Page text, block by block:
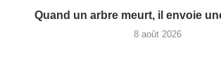
Quand un arbre meurt, il envoie
8 août 2026